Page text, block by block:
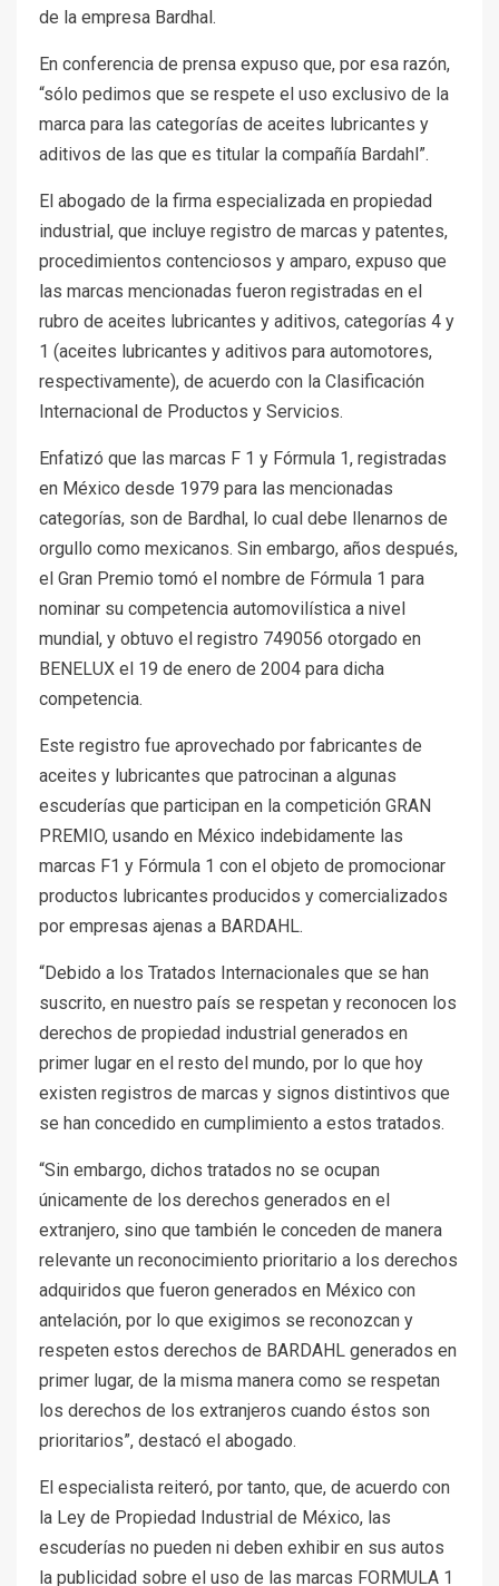
de la empresa Bardhal.
En conferencia de prensa expuso que, por esa razón,
“sólo pedimos que se respete el uso exclusivo de la
marca para las categorías de aceites lubricantes y
aditivos de las que es titular la compañía Bardahl”.
El abogado de la firma especializada en propiedad
industrial, que incluye registro de marcas y patentes,
procedimientos contenciosos y amparo, expuso que
las marcas mencionadas fueron registradas en el
rubro de aceites lubricantes y aditivos, categorías 4 y
1 (aceites lubricantes y aditivos para automotores,
respectivamente), de acuerdo con la Clasificación
Internacional de Productos y Servicios.
Enfatizó que las marcas F 1 y Fórmula 1, registradas
en México desde 1979 para las mencionadas
categorías, son de Bardhal, lo cual debe llenarnos de
orgullo como mexicanos. Sin embargo, años después,
el Gran Premio tomó el nombre de Fórmula 1 para
nominar su competencia automovilística a nivel
mundial, y obtuvo el registro 749056 otorgado en
BENELUX el 19 de enero de 2004 para dicha
competencia.
Este registro fue aprovechado por fabricantes de
aceites y lubricantes que patrocinan a algunas
escuderías que participan en la competición GRAN
PREMIO, usando en México indebidamente las
marcas F1 y Fórmula 1 con el objeto de promocionar
productos lubricantes producidos y comercializados
por empresas ajenas a BARDAHL.
“Debido a los Tratados Internacionales que se han
suscrito, en nuestro país se respetan y reconocen los
derechos de propiedad industrial generados en
primer lugar en el resto del mundo, por lo que hoy
existen registros de marcas y signos distintivos que
se han concedido en cumplimiento a estos tratados.
“Sin embargo, dichos tratados no se ocupan
únicamente de los derechos generados en el
extranjero, sino que también le conceden de manera
relevante un reconocimiento prioritario a los derechos
adquiridos que fueron generados en México con
antelación, por lo que exigimos se reconozcan y
respeten estos derechos de BARDAHL generados en
primer lugar, de la misma manera como se respetan
los derechos de los extranjeros cuando éstos son
prioritarios”, destacó el abogado.
El especialista reiteró, por tanto, que, de acuerdo con
la Ley de Propiedad Industrial de México, las
escuderías no pueden ni deben exhibir en sus autos
la publicidad sobre el uso de las marcas FORMULA 1